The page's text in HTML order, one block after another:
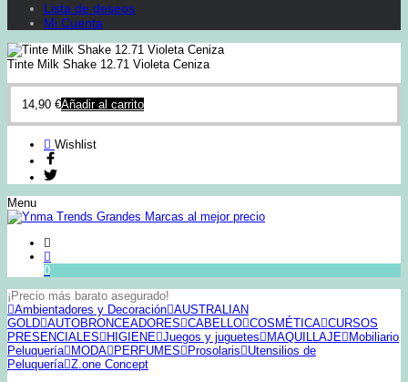
Lista de deseos
Mi Cuenta
Tinte Milk Shake 12.71 Violeta Ceniza
14,90 €Añadir al carrito
Wishlist
Menu
0
¡Precio más barato asegurado!
Ambientadores y Decoración AUSTRALIAN
GOLD AUTOBRONCEADORES CABELLO COSMÉTICA CURSOS
PRESENCIALES
HIGIENE Juegos y juguetes MAQUILLAJE
Mobiliario
Peluquería
MODA PERFUMES Prosolaris
Utensilios de
Peluquería Z.one Concept